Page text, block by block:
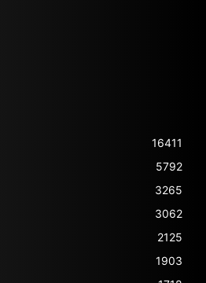
16411
5792
3265
3062
2125
1903